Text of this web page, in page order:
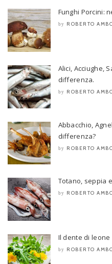
Funghi Porcini:
by ROBERTO
Alici, Acciughe,
differenza.
by ROBERTO
Abbacchio,
differenza?
by ROBERTO
Totano, seppia
by ROBERTO
Il dente di leone
by ROBERTO